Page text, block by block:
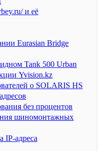
и её
Eurasian Bridge
Tank 500 Urban
Yvision.kz
о SOLARIS HS
без процентов
шиномонтажных
IP-адреса